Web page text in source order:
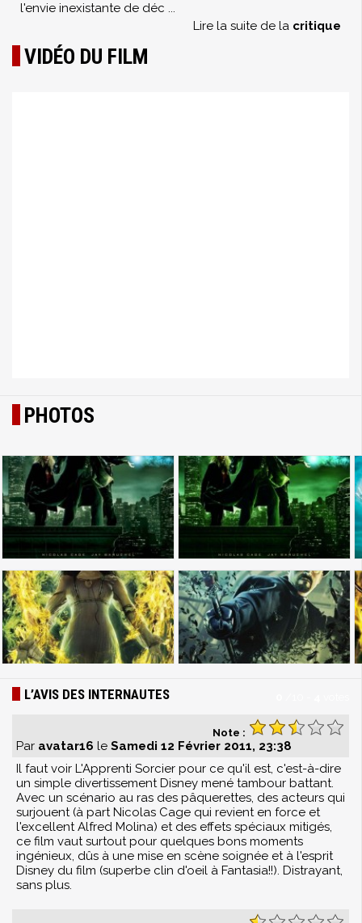
l'envie inexistante de déc ...
Lire la suite de la critique
VIDÉO DU FILM
PHOTOS
L’AVIS DES INTERNAUTES
Note :
Par avatar16 le Samedi 12 Février 2011, 23:38
Il faut voir L'Apprenti Sorcier pour ce qu'il est, c'est-à-dire
un simple divertissement Disney mené tambour battant.
Avec un scénario au ras des pâquerettes, des acteurs qui
surjouent (à part Nicolas Cage qui revient en force et
l'excellent Alfred Molina) et des effets spéciaux mitigés,
ce film vaut surtout pour quelques bons moments
ingénieux, dûs à une mise en scène soignée et à l'esprit
Disney du film (superbe clin d'oeil à Fantasia!!). Distrayant,
sans plus.